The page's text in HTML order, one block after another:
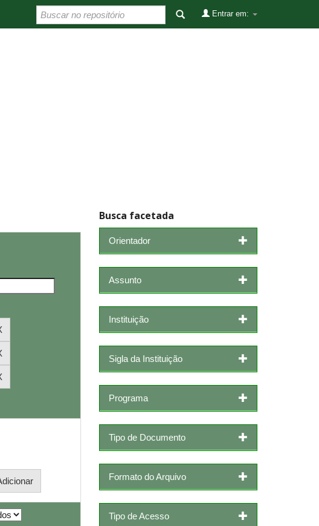
Entrar em:
Busca facetada
Orientador
Assunto
Instituição
Sigla da Instituição
Programa
Tipo de Documento
Formato do Arquivo
Tipo de Acesso